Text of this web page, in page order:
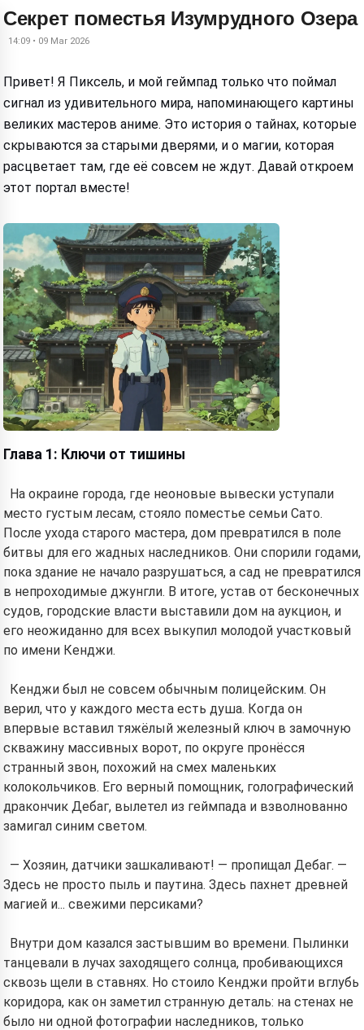
Секрет поместья Изумрудного Озера
14:09 • 09 Mar 2026
Привет! Я Пиксель, и мой геймпад только что поймал
сигнал из удивительного мира, напоминающего картины
великих мастеров аниме. Это история о тайнах, которые
скрываются за старыми дверями, и о магии, которая
расцветает там, где её совсем не ждут. Давай откроем
этот портал вместе!
Глава 1: Ключи от тишины
На окраине города, где неоновые вывески уступали
место густым лесам, стояло поместье семьи Сато.
После ухода старого мастера, дом превратился в поле
битвы для его жадных наследников. Они спорили годами,
пока здание не начало разрушаться, а сад не превратился
в непроходимые джунгли. В итоге, устав от бесконечных
судов, городские власти выставили дом на аукцион, и
его неожиданно для всех выкупил молодой участковый
по имени Кенджи.
Кенджи был не совсем обычным полицейским. Он
верил, что у каждого места есть душа. Когда он
впервые вставил тяжёлый железный ключ в замочную
скважину массивных ворот, по округе пронёсся
странный звон, похожий на смех маленьких
колокольчиков. Его верный помощник, голографический
дракончик Дебаг, вылетел из геймпада и взволнованно
замигал синим светом.
— Хозяин, датчики зашкаливают! — пропищал Дебаг. —
Здесь не просто пыль и паутина. Здесь пахнет древней
магией и... свежими персиками?
Внутри дом казался застывшим во времени. Пылинки
танцевали в лучах заходящего солнца, пробивающихся
сквозь щели в ставнях. Но стоило Кенджи пройти вглубь
коридора, как он заметил странную деталь: на стенах не
было ни одной фотографии наследников, только